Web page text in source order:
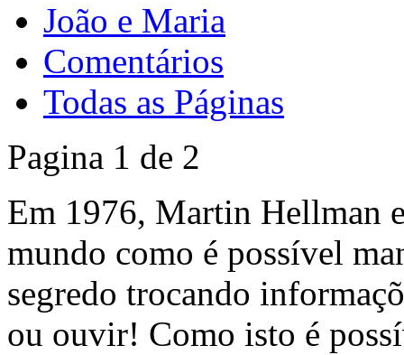
João e Maria
Comentários
Todas as Páginas
Pagina 1 de 2
Em 1976, Martin Hellman
mundo como é possível
segredo trocando
ou ouvir! Como isto é